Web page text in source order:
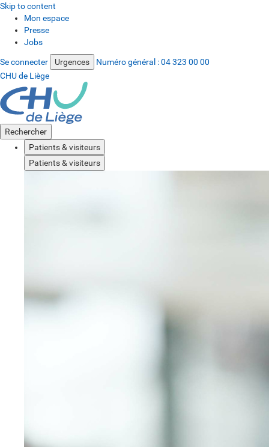
Skip to content
Mon espace
Presse
Jobs
Se connecter Urgences Numéro général :04 323 00 00
CHU de Liège
Rechercher
Patients & visiteurs
Patients & visiteurs